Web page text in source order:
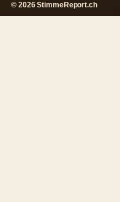
© 2026 StimmeReport.ch